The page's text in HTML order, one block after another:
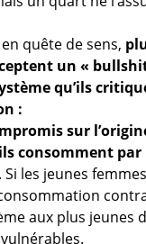
quête de sens,
un «
qu’ils
:
sur
consomment par
Si les jeunes
aux plus jeunes